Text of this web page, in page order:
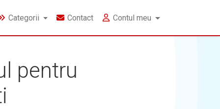
Categorii Contact Contul meu
pentru